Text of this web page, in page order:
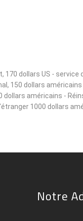
dollars US - service
150 dollars
dollars américains -
1000 dollars
Notre